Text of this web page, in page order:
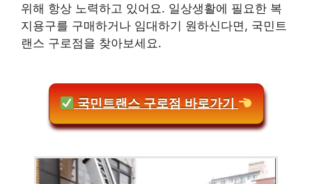
위해 항상 노력하고 있어요. 일상생활에 필요한 복
지용구를 구매하거나 임대하기 원하신다면, 국민트
랜스 구로점을 찾아보세요.
국민트랜스 구로점 바로가기